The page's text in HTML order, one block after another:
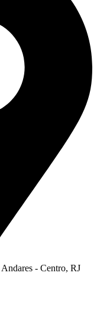
Andares - Centro, RJ